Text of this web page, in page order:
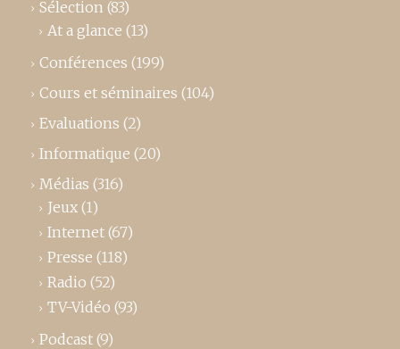
Sélection (83)
At a glance (13)
Conférences (199)
Cours et séminaires (104)
Evaluations (2)
Informatique (20)
Médias (316)
Jeux (1)
Internet (67)
Presse (118)
Radio (52)
TV-Vidéo (93)
Podcast (9)